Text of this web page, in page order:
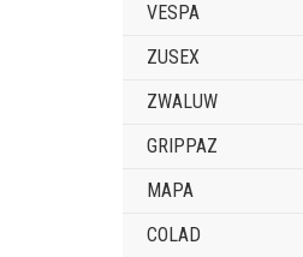
VESPA
ZUSEX
ZWALUW
GRIPPAZ
MAPA
COLAD